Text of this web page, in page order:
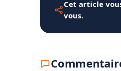
Cet article
vous.